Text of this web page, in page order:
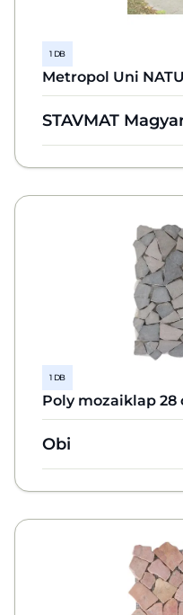
1 DB
Metropol Uni
STAVMAT
1 DB
Poly mozaiklap 28
Obi